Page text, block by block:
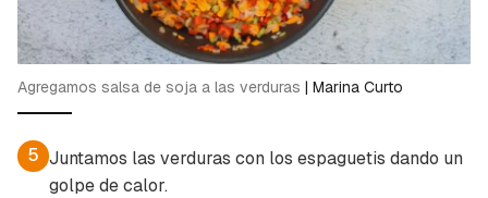
Agregamos salsa de soja a las verduras | Marina Curto
5 Juntamos las verduras con los espaguetis dando un
golpe de calor.